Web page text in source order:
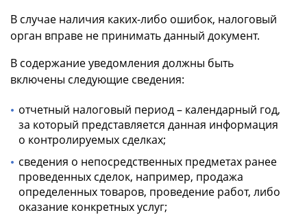
В случае наличия каких-либо ошибок, налоговый
орган вправе не принимать данный документ.
В содержание уведомления должны быть
включены следующие сведения:
отчетный налоговый период – календарный год,
за который представляется данная информация
о контролируемых сделках;
сведения о непосредственных предметах ранее
проведенных сделок, например, продажа
определенных товаров, проведение работ, либо
оказание конкретных услуг;